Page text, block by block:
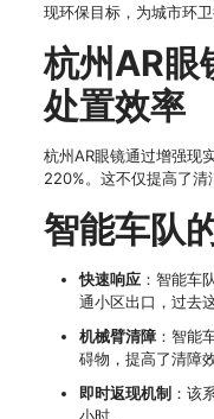
现环保目标，为城市环
杭州AR眼
处置效率
杭州AR眼镜通过增强现
220%。这不仅提高了清
智能车队
快速响应：智能车
通小区出口，过去
机械臂清障：智能
碍物，提高了清障效
即时返现机制 ：该